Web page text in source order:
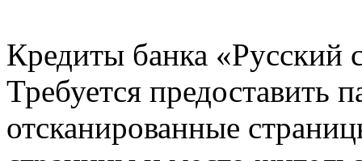
Кредиты банка «Русский
Требуется предоставить
отсканированные